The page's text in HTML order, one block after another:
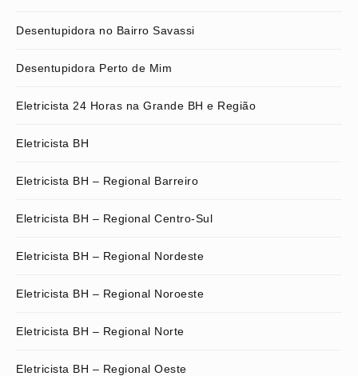
Desentupidora no Bairro Savassi
Desentupidora Perto de Mim
Eletricista 24 Horas na Grande BH e Região
Eletricista BH
Eletricista BH – Regional Barreiro
Eletricista BH – Regional Centro-Sul
Eletricista BH – Regional Nordeste
Eletricista BH – Regional Noroeste
Eletricista BH – Regional Norte
Eletricista BH – Regional Oeste